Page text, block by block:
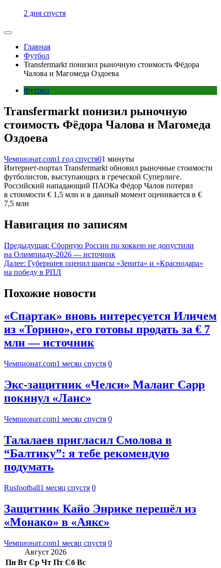
2 дня спустя
Главная
Футбол
Transfermarkt понизил рыночную стоимость Фёдора
Чалова и Магомеда Оздоева
Футбол
Transfermarkt понизил рыночную
стоимость Фёдора Чалова и Магомеда
Оздоева
Чемпионат.com1 год спустя01 минуты
Интернет-портал Transfermarkt обновил рыночные стоимости
футболистов, выступающих в греческой Суперлиге.
Российский нападающий ПАОКа Фёдор Чалов потерял
в стоимости € 1,5 млн и в данный момент оценивается в €
7,5 млн
Навигация по записям
Предыдущая: Сборную России по хоккею не допустили
на Олимпиаду-2026 — источник
Далее: Губерниев оценил шансы «Зенита» и «Краснодара»
на победу в РПЛ
Похожие новости
«Спартак» вновь интересуется Иличем
из «Торино», его готовы продать за € 7
млн — источник
Чемпионат.com1 месяц спустя 0
Экс-защитник «Челси» Маланг Сарр
покинул «Ланс»
Чемпионат.com1 месяц спустя 0
Талалаев пригласил Смолова в
“Балтику”: я тебе рекомендую
подумать
Rusfootball1 месяц спустя 0
Защитник Кайо Энрике перешёл из
«Монако» в «Аякс»
Чемпионат.com1 месяц спустя 0
Август 2026
Пн Вт Ср Чт Пт Сб Вс